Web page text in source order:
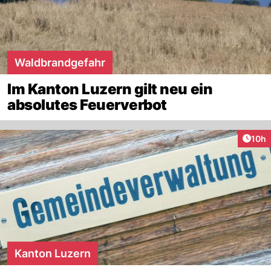
Waldbrandgefahr
Im Kanton Luzern gilt neu ein
absolutes Feuerverbot
10h
Kanton Luzern